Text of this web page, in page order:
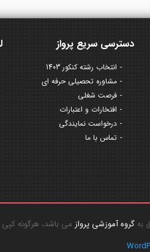
دسترسی سریع پرواز
انتخاب رشته کنکور 1403
مشاوره تحصیلی حرفه ای
فرصت شغلی
افتخارات و اعتبارات
درخواست نمایندگی
تماس با ما
گروه آموزشی پروازمی باشد، هرگونه کپی